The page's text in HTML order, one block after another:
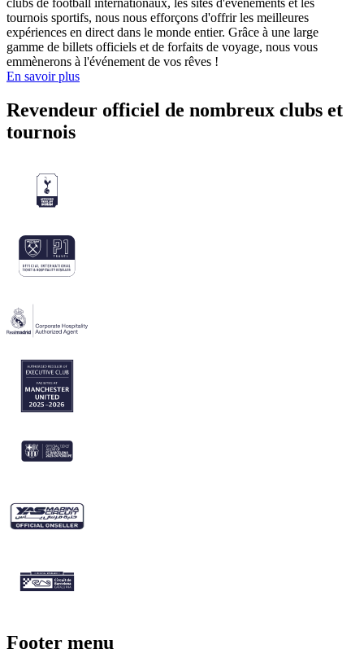
tournois sportifs, nous nous efforçons d'offrir les meilleures
expériences en direct dans le monde entier. Grâce à une large
gamme de billets officiels et de forfaits de voyage, nous vous
emmènerons à l'événement de vos rêves !
En savoir plus
Revendeur officiel de nombreux clubs et
tournois
Footer menu